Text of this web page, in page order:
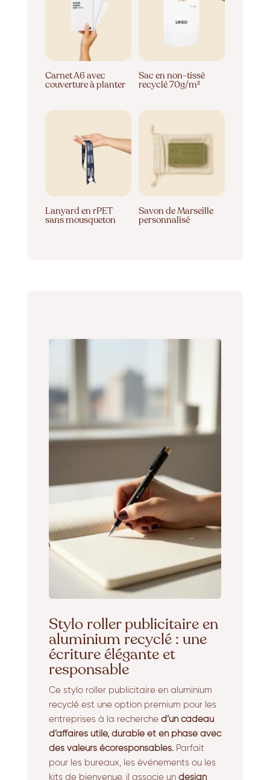
Carnet A6 avec
couverture à planter
Sac en non-tissé
recyclé 70g/m²
Lanyard en rPET
sans mousqueton
Savon de Marseille
personnalisé
Stylo roller publicitaire en
aluminium recyclé : une
écriture élégante et
responsable
Ce stylo roller publicitaire en aluminium
recyclé est une option premium pour les
entreprises à la recherche d’un cadeau
d’affaires utile, durable et en phase avec
des valeurs écoresponsables. Parfait
pour les bureaux, les événements ou les
kits de bienvenue, il associe un design